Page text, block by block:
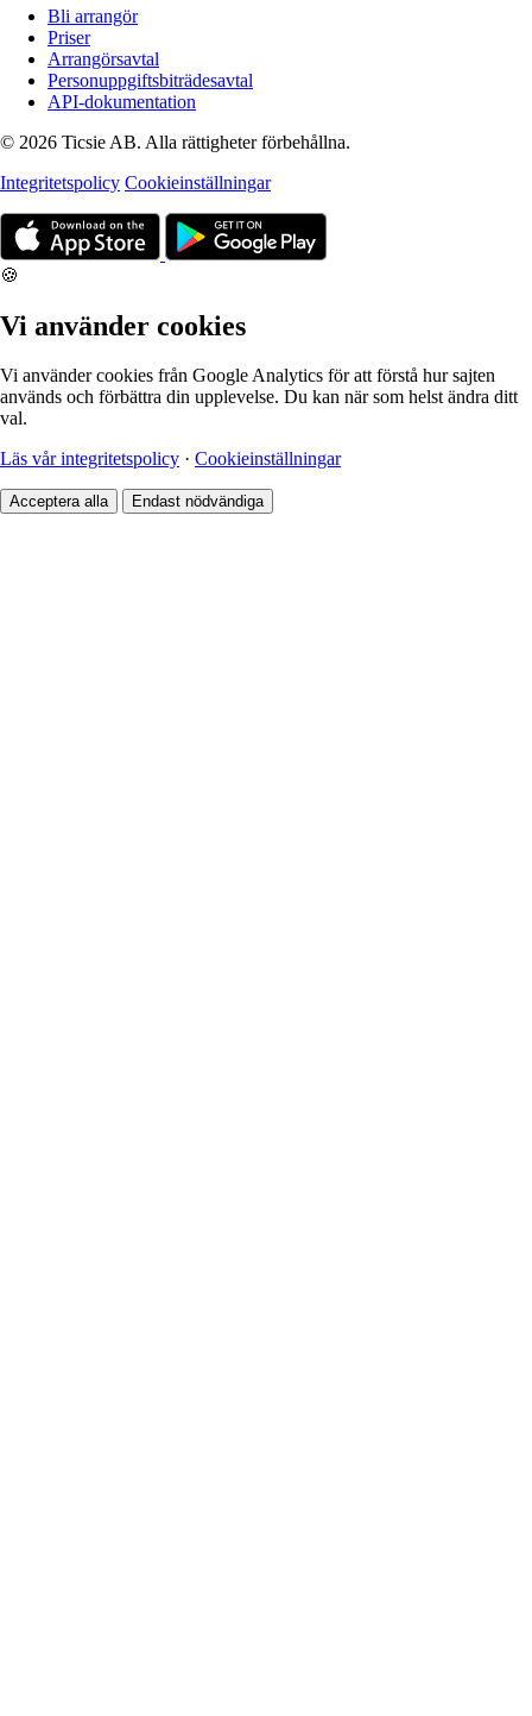
Bli arrangör
Priser
Arrangörsavtal
Personuppgiftsbiträdesavtal
API-dokumentation
© 2026 Ticsie AB. Alla rättigheter förbehållna.
Integritetspolicy Cookieinställningar
🍪
Vi använder cookies
Vi använder cookies från Google Analytics för att förstå hur sajten
används och förbättra din upplevelse. Du kan när som helst ändra ditt
val.
Läs vår integritetspolicy · Cookieinställningar
Acceptera alla Endast nödvändiga